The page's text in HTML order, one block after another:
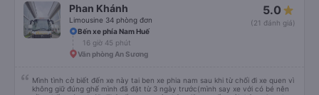
Phan Khánh
Limousine 34 phòng đơn
5.0
(21 đánh giá)
Bến xe phía Nam Huế
16 giờ 45 phút
Văn phòng An Sương
Mình tình cờ biết đến xe này tai ben xe phia nam sau khi từ chối đi xe quen vì
không giữ đúng ghế mình đã đặt từ 3 ngày trước(mình say xe với có bé nên